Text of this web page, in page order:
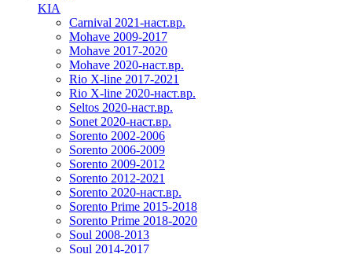
KIA
Carnival 2021-наст.вр.
Mohave 2009-2017
Mohave 2017-2020
Mohave 2020-наст.вр.
Rio X-line 2017-2021
Rio X-line 2020-наст.вр.
Seltos 2020-наст.вр.
Sonet 2020-наст.вр.
Sorento 2002-2006
Sorento 2006-2009
Sorento 2009-2012
Sorento 2012-2021
Sorento 2020-наст.вр.
Sorento Prime 2015-2018
Sorento Prime 2018-2020
Soul 2008-2013
Soul 2014-2017